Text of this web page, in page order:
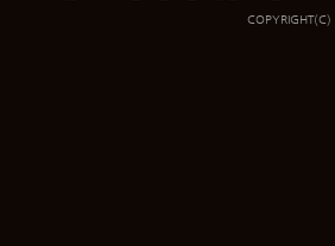
COPYRIGHT(C)